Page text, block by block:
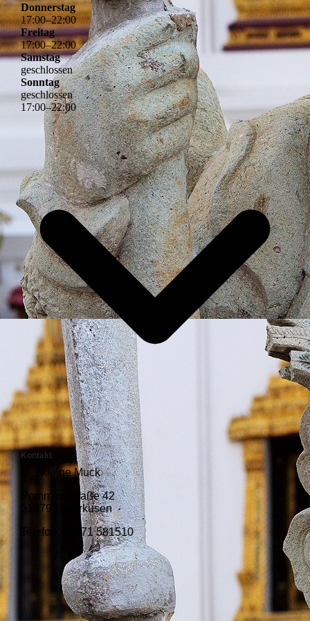
Donnerstag
17:00–22:00
Freitag
17:00–22:00
Samstag
geschlossen
Sonntag
geschlossen
17:00–22:00
Kontakt
Der kleine Muck
Pommernstraße 42
51379 Leverkusen
Telefon: 02171 581510